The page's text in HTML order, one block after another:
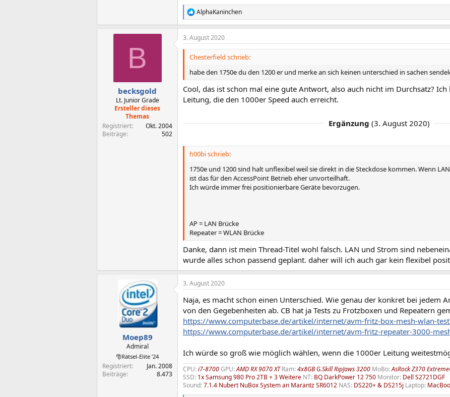
R
e
a
k
t
e
n
AlphaKaninchen
B
becksgold
Lt. Junior Grade
Ersteller dieses
Themas
Registriert
Okt. 2004
Beiträge
502
3. August 2020
Chesterfield schrieb:
habe den 1750e du den 1200 er und merke an sich keinen unterschied in sachen
Cool, das ist schon mal eine gute Antwort, also auch nicht im Durchsatz?
Leitung, die den 1000er Speed auch erreicht.
Ergänzung (3. August 2020)
h00bi schrieb:
1750e und 1200 sind halt unflexibel weil sie direkt in die Steckdose kommen. Wenn
ist das für den AccessPoint Betrieb eher unvorteilhaft.
Ich würde immer frei positionierbare Geräte bevorzugen.
AP = LAN Brücke
Repeater = WLAN Brücke
Danke, dann ist mein Thread-Titel wohl falsch. LAN und Strom sind
wurde alles schon passend geplant. daher will ich auch gar kein flexibel
Moep89
Admiral
🎅Rätsel-Elite ’24
Registriert
Jan. 2008
Beiträge
8.473
3. August 2020
Naja, es macht schon einen Unterschied. Wie genau der konkret bei jedem
von den Gegebenheiten ab. CB hat ja Tests zu Frotzboxen und Repeatern
https://www.computerbase.de/artikel/internet/avm-fritz-box-mesh-wlan-
https://www.computerbase.de/artikel/internet/avm-fritz-repeater-3000-
Ich würde so groß wie möglich wählen, wenn die 1000er Leitung
CPU:i7-8700GPU:AMD RX 9070 XTRam:4x8GB G.Skill RipJaws 3200 MoBo:AsRock Z370
SSD: 1x Samsung 980 Pro 2TB + 3 Weitere NT: BQ DarkPower 12 750 Monitor: Dell S2721DGF
Sound:7.1.4 Nubert NuBox System an Marantz SR6012 NAS: DS220+ & DS215j Laptop: